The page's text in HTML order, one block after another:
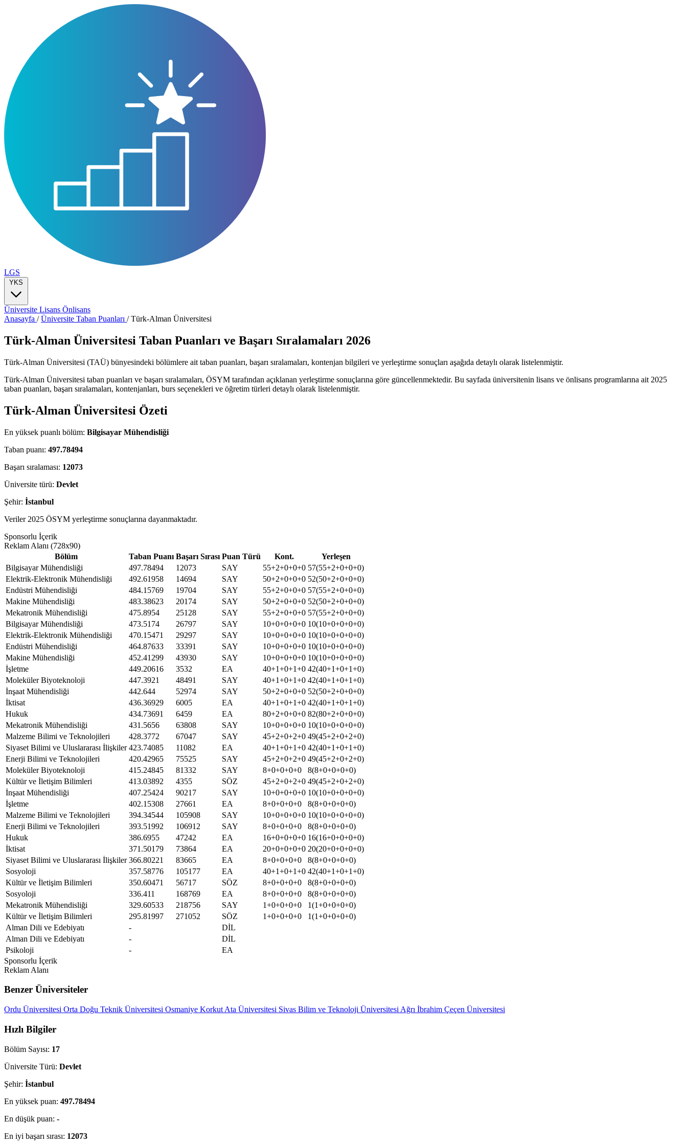
LGS
YKS
Üniversite Lisans Önlisans
Anasayfa /Üniversite Taban Puanları /Türk-Alman Üniversitesi
Türk-Alman Üniversitesi Taban Puanları ve Başarı Sıralamaları 2026
Türk-Alman Üniversitesi (TAÜ) bünyesindeki bölümlere ait taban puanları, başarı sıralamaları, kontenjan bilgileri ve yerleştirme sonuçları aşağıda detaylı olarak listelenmiştir.
Türk-Alman Üniversitesi taban puanları ve başarı sıralamaları, ÖSYM tarafından açıklanan yerleştirme sonuçlarına göre güncellenmektedir. Bu sayfada üniversitenin lisans ve önlisans programlarına ait 2025
taban puanları, başarı sıralamaları, kontenjanları, burs seçenekleri ve öğretim türleri detaylı olarak listelenmiştir.
Türk-Alman Üniversitesi Özeti
En yüksek puanlı bölüm: Bilgisayar Mühendisliği
Taban puanı: 497.78494
Başarı sıralaması: 12073
Üniversite türü: Devlet
Şehir: İstanbul
Veriler 2025 ÖSYM yerleştirme sonuçlarına dayanmaktadır.
Sponsorlu İçerik
Reklam Alanı (728x90)
Bölüm
Taban Puanı Başarı Sırası Puan Türü Kont.
Yerleşen
Bilgisayar Mühendisliği
497.78494 12073 SAY 55+2+0+0+0 57(55+2+0+0+0)
Elektrik-Elektronik Mühendisliği
492.61958 14694 SAY 50+2+0+0+0 52(50+2+0+0+0)
Endüstri Mühendisliği
484.15769 19704 SAY 55+2+0+0+0 57(55+2+0+0+0)
Makine Mühendisliği
483.38623 20174 SAY 50+2+0+0+0 52(50+2+0+0+0)
Mekatronik Mühendisliği
475.8954 25128 SAY 55+2+0+0+0 57(55+2+0+0+0)
Bilgisayar Mühendisliği
473.5174 26797 SAY 10+0+0+0+0 10(10+0+0+0+0)
Elektrik-Elektronik Mühendisliği
470.15471 29297 SAY 10+0+0+0+0 10(10+0+0+0+0)
Endüstri Mühendisliği
464.87633 33391 SAY 10+0+0+0+0 10(10+0+0+0+0)
Makine Mühendisliği
452.41299 43930 SAY 10+0+0+0+0 10(10+0+0+0+0)
İşletme
449.20616 3532 EA 40+1+0+1+0 42(40+1+0+1+0)
Moleküler Biyoteknoloji
447.3921 48491 SAY 40+1+0+1+0 42(40+1+0+1+0)
İnşaat Mühendisliği
442.644 52974 SAY 50+2+0+0+0 52(50+2+0+0+0)
İktisat
436.36929 6005 EA 40+1+0+1+0 42(40+1+0+1+0)
Hukuk
434.73691 6459 EA 80+2+0+0+0 82(80+2+0+0+0)
Mekatronik Mühendisliği
431.5656 63808 SAY 10+0+0+0+0 10(10+0+0+0+0)
Malzeme Bilimi ve Teknolojileri
428.3772 67047 SAY 45+2+0+2+0 49(45+2+0+2+0)
Siyaset Bilimi ve Uluslararası İlişkiler 423.74085 11082 EA 40+1+0+1+0 42(40+1+0+1+0)
Enerji Bilimi ve Teknolojileri
420.42965 75525 SAY 45+2+0+2+0 49(45+2+0+2+0)
Moleküler Biyoteknoloji
415.24845 81332 SAY 8+0+0+0+0
8(8+0+0+0+0)
Kültür ve İletişim Bilimleri
413.03892 4355 SÖZ 45+2+0+2+0 49(45+2+0+2+0)
İnşaat Mühendisliği
407.25424 90217 SAY 10+0+0+0+0 10(10+0+0+0+0)
İşletme
402.15308 27661 EA 8+0+0+0+0
8(8+0+0+0+0)
Malzeme Bilimi ve Teknolojileri
394.34544 105908 SAY 10+0+0+0+0 10(10+0+0+0+0)
Enerji Bilimi ve Teknolojileri
393.51992 106912 SAY 8+0+0+0+0
8(8+0+0+0+0)
Hukuk
386.6955 47242 EA 16+0+0+0+0 16(16+0+0+0+0)
İktisat
371.50179 73864 EA 20+0+0+0+0 20(20+0+0+0+0)
Siyaset Bilimi ve Uluslararası İlişkiler 366.80221 83665 EA 8+0+0+0+0
8(8+0+0+0+0)
Sosyoloji
357.58776 105177 EA 40+1+0+1+0 42(40+1+0+1+0)
Kültür ve İletişim Bilimleri
350.60471 56717 SÖZ 8+0+0+0+0
8(8+0+0+0+0)
Sosyoloji
336.411 168769 EA 8+0+0+0+0
8(8+0+0+0+0)
Mekatronik Mühendisliği
329.60533 218756 SAY 1+0+0+0+0
1(1+0+0+0+0)
Kültür ve İletişim Bilimleri
295.81997 271052 SÖZ 1+0+0+0+0
1(1+0+0+0+0)
Alman Dili ve Edebiyatı
-
DİL
Alman Dili ve Edebiyatı
-
DİL
Psikoloji
-
EA
Sponsorlu İçerik
Reklam Alanı
Benzer Üniversiteler
Ordu Üniversitesi Orta Doğu Teknik Üniversitesi Osmaniye Korkut Ata Üniversitesi Sivas Bilim ve Teknoloji Üniversitesi Ağrı İbrahim Çeçen Üniversitesi
Hızlı Bilgiler
Bölüm Sayısı: 17
Üniversite Türü: Devlet
Şehir: İstanbul
En yüksek puan: 497.78494
En düşük puan: -
En iyi başarı sırası: 12073